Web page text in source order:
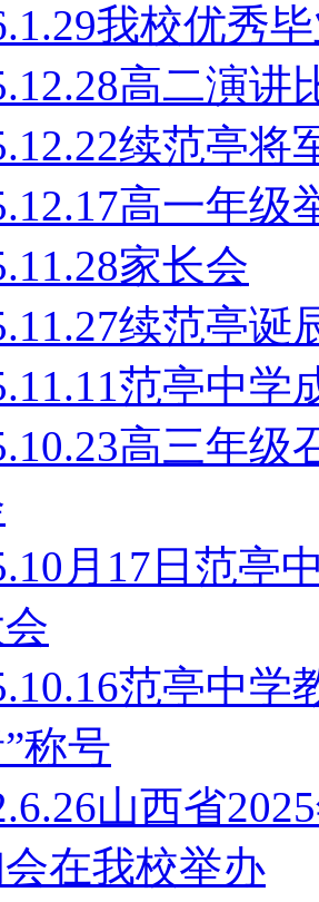
我校优秀
高二演讲
续范亭将
高一年级
家长会
续范亭诞
范亭中
高三年
月17日范亭
范亭中
称号
山西省
在我校举办